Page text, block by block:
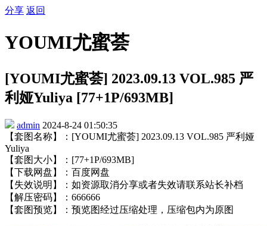
分享 返回
YOUMI尤蜜荟
[YOUMI尤蜜荟] 2023.09.13 VOL.985 严
利娅Yuliya [77+1P/693MB]
admin 2024-8-24 01:50:35
【套图名称】：[YOUMI尤蜜荟] 2023.09.13 VOL.985 严利娅
Yuliya
【套图大小】：[77+1P/693MB]
【下载网盘】：百度网盘
【失效说明】：如资源取消分享或者失效请联系站长补档
【解压密码】：666666
【套图预览】：预览图经过压缩处理，压缩包内为原图